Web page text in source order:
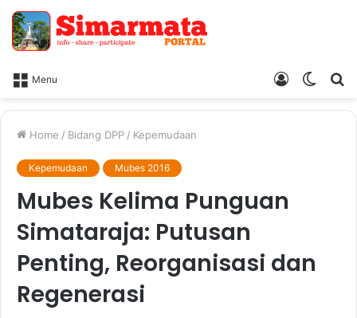
Menu
Switch
Log
Home / Bidang DPP / Kepemudaan
Kepemudaan Mubes 2016
Mubes Kelima Punguan
Simataraja: Putusan
Penting, Reorganisasi dan
Regenerasi